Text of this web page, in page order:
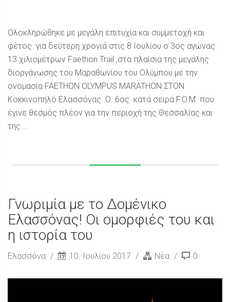
Ολοκληρώθηκε με μεγάλη επιτυχία και συμμετοχή και
φέτος για δεύτερη χρονιά στις 8 Ιουλίου ο 3ος αγώνας
13 χιλιομέτρων Faethon Trail ,στα πλαίσια της μεγάλης
διοργάνωσης του Μαραθωνίου του Ολύμπου με την
ονομασία FAETHON OLYMPUS MARATHON ΣΤΟΝ
Κοκκινοπηλό Ελασσόνας .Ο 6ος κατά σειρά F.O.M. που
έγινε θεσμός πλέον για την περιοχή της Θεσσαλίας και
της ...
Γνωριμία με το Δομένικο
Ελασσόνας! Οι ομορφιές του και
η ιστορία του
Ελασσόνα 10. Ιουλίου 2017 Νέα 0